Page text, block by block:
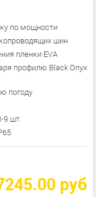
по мощности
шин
пленки EVA
профилю Black Onyx
погоду
9 шт.
руб